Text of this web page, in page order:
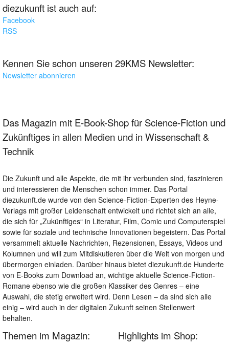
diezukunft ist auch auf:
Facebook
RSS
Kennen Sie schon unseren 29KMS Newsletter:
Newsletter abonnieren
Das Magazin mit E-Book-Shop für Science-Fiction und
Zukünftiges in allen Medien und in Wissenschaft &
Technik
Die Zukunft und alle Aspekte, die mit ihr verbunden sind, faszinieren
und interessieren die Menschen schon immer. Das Portal
diezukunft.de wurde von den Science-Fiction-Experten des Heyne-
Verlags mit großer Leidenschaft entwickelt und richtet sich an alle,
die sich für „Zukünftiges“ in Literatur, Film, Comic und Computerspiel
sowie für soziale und technische Innovationen begeistern. Das Portal
versammelt aktuelle Nachrichten, Rezensionen, Essays, Videos und
Kolumnen und will zum Mitdiskutieren über die Welt von morgen und
übermorgen einladen. Darüber hinaus bietet diezukunft.de Hunderte
von E-Books zum Download an, wichtige aktuelle Science-Fiction-
Romane ebenso wie die großen Klassiker des Genres – eine
Auswahl, die stetig erweitert wird. Denn Lesen – da sind sich alle
einig – wird auch in der digitalen Zukunft seinen Stellenwert
behalten.
Themen im Magazin: Highlights im Shop: